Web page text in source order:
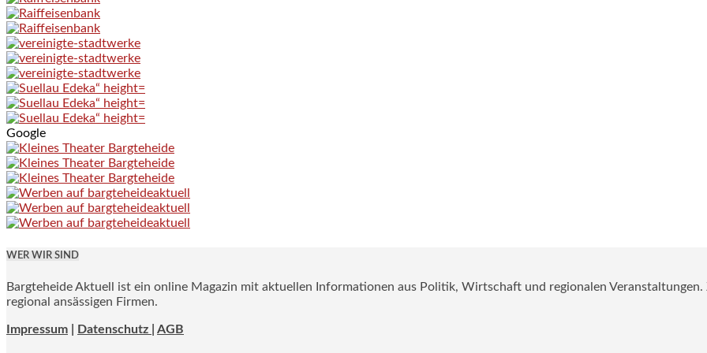
Google
WER WIR SIND
Bargteheide Aktuell ist ein online Magazin mit aktuellen Informationen aus Politik, Wirtschaft und regionalen
regional ansässigen Firmen.
Impressum Datenschutz | AGB